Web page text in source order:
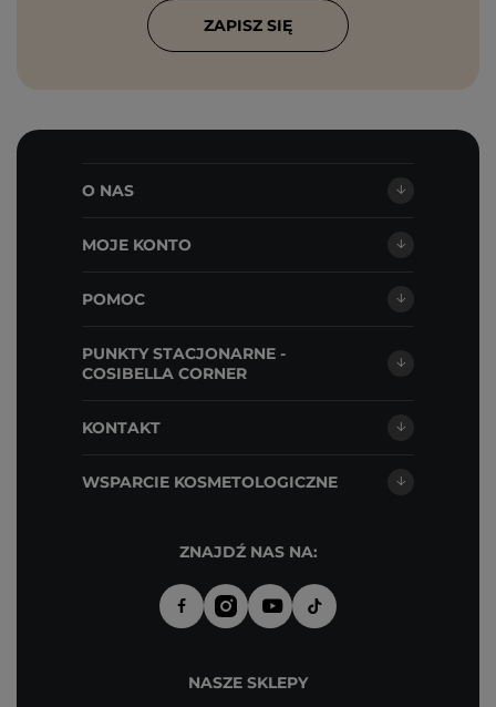
ZAPISZ SIĘ
O NAS
MOJE KONTO
POMOC
PUNKTY STACJONARNE -
COSIBELLA CORNER
KONTAKT
WSPARCIE KOSMETOLOGICZNE
ZNAJDŹ NAS NA:
NASZE SKLEPY